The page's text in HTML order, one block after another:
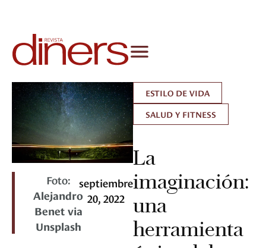
Foto:
Alejandro
Benet via
Unsplash
septiembre
20, 2022
ESTILO DE VIDA
SALUD Y FITNESS
La
imaginación:
una
herramienta